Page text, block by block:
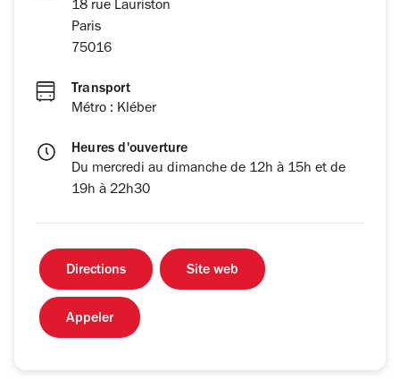
18 rue Lauriston
Paris
75016
Transport
Métro : Kléber
Heures d'ouverture
Du mercredi au dimanche de 12h à 15h et de
19h à 22h30
Directions Site web
Appeler